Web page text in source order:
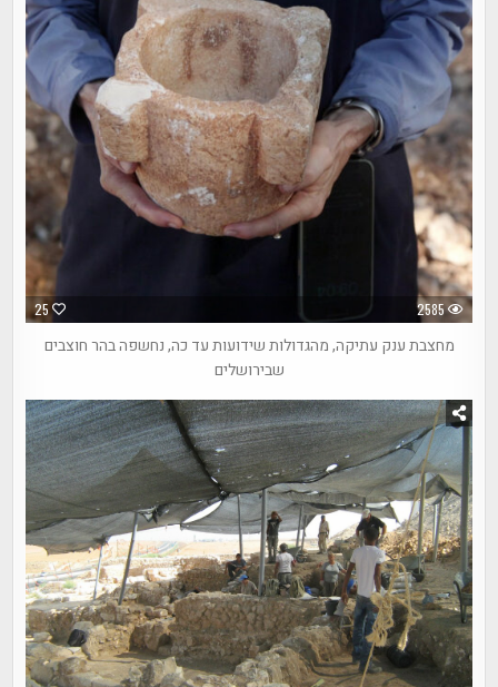
25 2585
מחצבת ענק עתיקה, מהגדולות שידועות עד כה, נחשפה בהר חוצבים
שבירושלים